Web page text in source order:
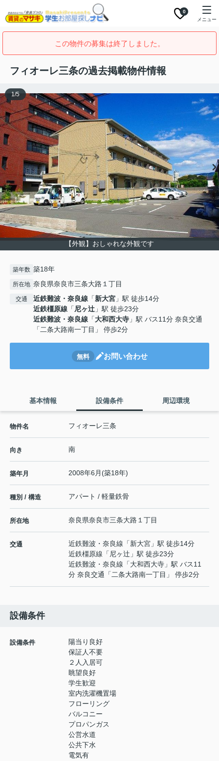
0
メニュー
この物件の募集は終了しました。
フィオーレ三条の過去掲載物件情報
【外観】おしゃれな外観です
1/5
築年数 築18年
所在地 奈良県奈良市三条大路１丁目
交通 近鉄難波・奈良線 「新大宮 」駅 徒歩14分
近鉄橿原線 「尼ヶ辻 」駅 徒歩23分
近鉄難波・奈良線 「大和西大寺 」駅 バス11分 奈良交通
「二条大路南一丁目」 停歩2分
無料 お問い合わせ
基本情報 設備条件 周辺環境
物件名 フィオーレ三条
向き 南
築年月 2008年6月(築18年)
種別 / 構造 アパート / 軽量鉄骨
所在地 奈良県奈良市三条大路 １丁目
交通 近鉄難波・奈良線 「新大宮 」駅 徒歩14分
近鉄橿原線 「尼ヶ辻 」駅 徒歩23分
近鉄難波・奈良線 「大和西大寺 」駅 バス11
分 奈良交通「二条大路南一丁目」 停歩2分
設備条件
設備条件
陽当り良好
保証人不要
２人入居可
眺望良好
学生歓迎
室内洗濯機置場
フローリング
バルコニー
プロパンガス
公営水道
公共下水
電気有